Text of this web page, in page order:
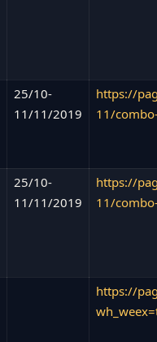
25/10-
11/11/2019
https://
11/
25/10-
11/11/2019
https://
11/
https://